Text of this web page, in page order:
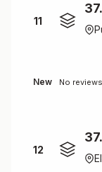
11
New No
12